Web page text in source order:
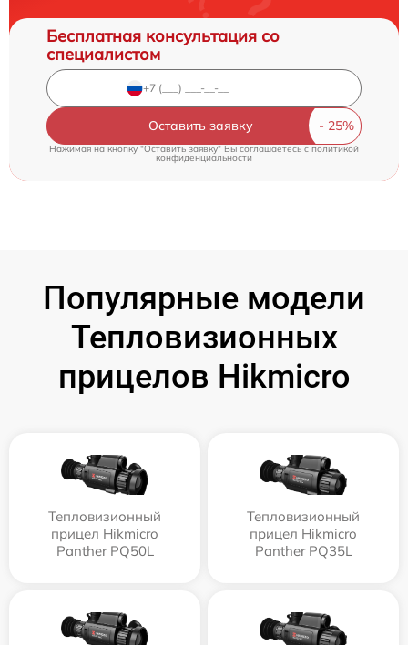
Бесплатная консультация со
специалистом
Оставить заявку
Нажимая на кнопку "Оставить заявку" Вы соглашаетесь cполитикой
конфиденциальности
Популярные модели
Тепловизионных
прицелов Hikmicro
Тепловизионный
прицел Hikmicro
Panther PQ50L
Тепловизионный
прицел Hikmicro
Panther PQ35L